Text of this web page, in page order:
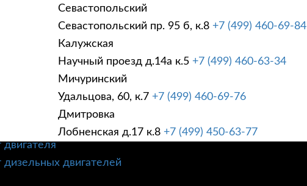
Севастопольский
Севастопольский пр. 95 б, к.8 +7 (499) 460-69-84
Калужская
Научный проезд д.14а к.5 +7 (499) 460-63-34
Мичуринский
Удальцова, 60, к.7 +7 (499) 460-69-76
Дмитровка
Лобненская д.17 к.8 +7 (499) 450-63-77
УСЛУГИ
обслуживание
трансмиссии
дизельных двигателей